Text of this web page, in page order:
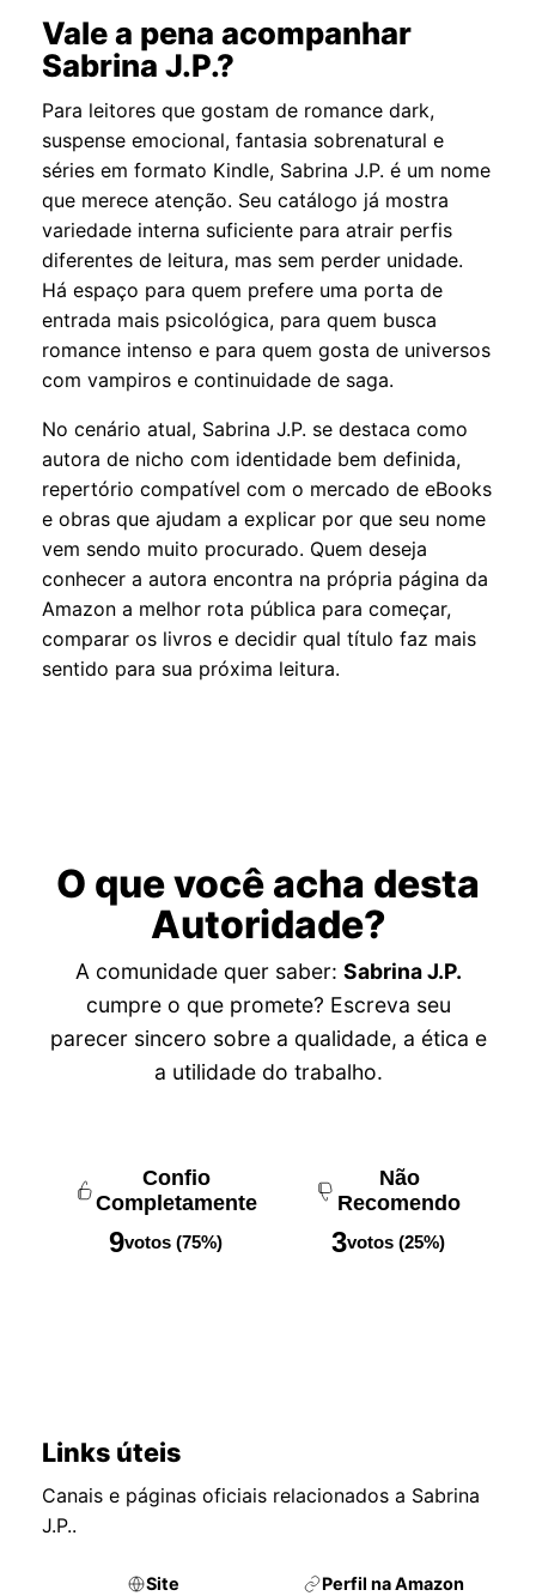
Vale a pena acompanhar
Sabrina J.P.?
Para leitores que gostam de romance dark,
suspense emocional, fantasia sobrenatural e
séries em formato Kindle, Sabrina J.P. é um nome
que merece atenção. Seu catálogo já mostra
variedade interna suficiente para atrair perfis
diferentes de leitura, mas sem perder unidade.
Há espaço para quem prefere uma porta de
entrada mais psicológica, para quem busca
romance intenso e para quem gosta de universos
com vampiros e continuidade de saga.
No cenário atual, Sabrina J.P. se destaca como
autora de nicho com identidade bem definida,
repertório compatível com o mercado de eBooks
e obras que ajudam a explicar por que seu nome
vem sendo muito procurado. Quem deseja
conhecer a autora encontra na própria página da
Amazon a melhor rota pública para começar,
comparar os livros e decidir qual título faz mais
sentido para sua próxima leitura.
O que você acha desta
Autoridade?
A comunidade quer saber: Sabrina J.P.
cumpre o que promete? Escreva seu
parecer sincero sobre a qualidade, a ética e
a utilidade do trabalho.
Confio
Completamente
9votos (75%)
Não
Recomendo
3votos (25%)
Links úteis
Canais e páginas oficiais relacionados a Sabrina
J.P..
Site Perfil na Amazon